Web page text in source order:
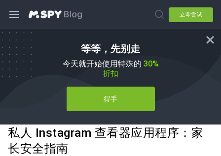
立即尝试
等等，先别走
今天就开始使用特殊的 30%
折扣
得手
私人 Instagram 查看器应用程序：家
长安全指南